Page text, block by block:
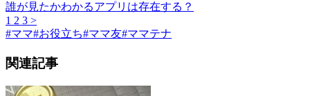
誰が見たかわかるアプリは存在する？
1 2 3 >
#ママ#お役立ち#ママ友#ママテナ
関連記事